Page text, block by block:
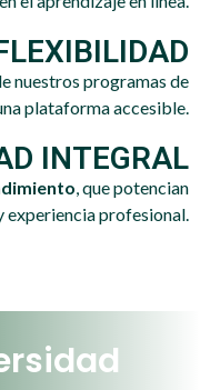
nuestros programas de
plataforma accesible.
INTEGRAL
, que potencian
experiencia profesional.